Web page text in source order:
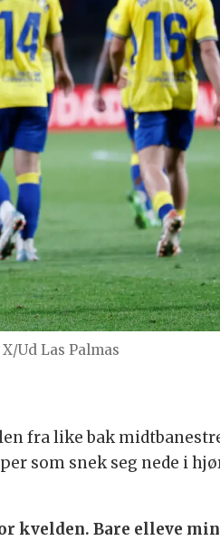
Ud Las Palmas
fra like bak
som snek seg nede i
kvelden. Bare elleve